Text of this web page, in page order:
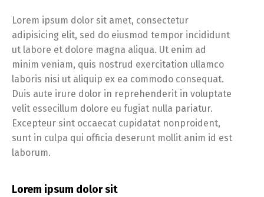
Lorem ipsum dolor sit amet, consectetur
adipisicing elit, sed do eiusmod tempor incididunt
ut labore et dolore magna aliqua. Ut enim ad
minim veniam, quis nostrud exercitation ullamco
laboris nisi ut aliquip ex ea commodo consequat.
Duis aute irure dolor in reprehenderit in voluptate
velit essecillum dolore eu fugiat nulla pariatur.
Excepteur sint occaecat cupidatat nonproident,
sunt in culpa qui officia deserunt mollit anim id est
laborum.
Lorem ipsum dolor sit